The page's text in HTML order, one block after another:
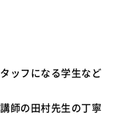
ッフになる学生など
師の田村先生の丁寧